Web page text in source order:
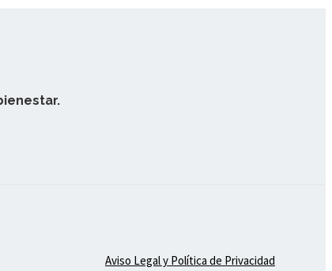
Aviso Legal y Política de Privacidad